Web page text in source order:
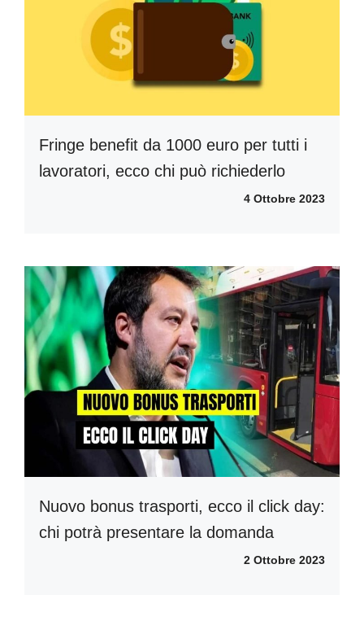
Fringe benefit da 1000 euro per tutti i
lavoratori, ecco chi può richiederlo
4 Ottobre 2023
Nuovo bonus trasporti, ecco il click day:
chi potrà presentare la domanda
2 Ottobre 2023